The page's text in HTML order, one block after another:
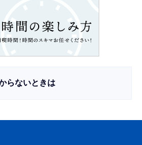
らないときは